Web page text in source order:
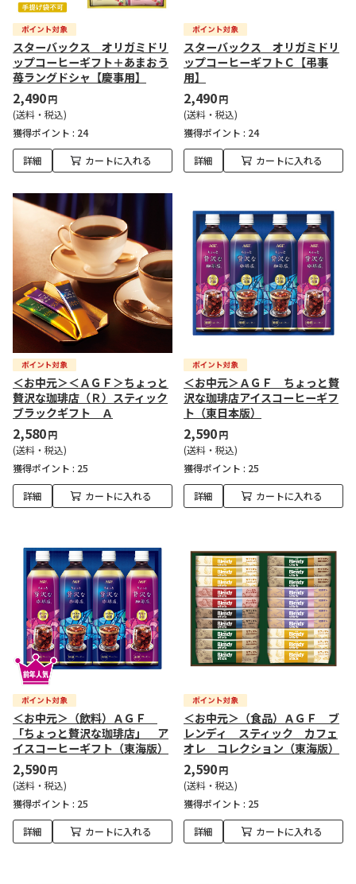
スターバックス オリガミドリ
ップコーヒーギフト＋あまおう
苺ラングドシャ【慶事用】
2,490円
(送料・税込)
獲得ポイント : 24
詳細 カートに入れる
スターバックス オリガミドリ
ップコーヒーギフトＣ【弔事
用】
2,490円
(送料・税込)
獲得ポイント : 24
詳細 カートに入れる
＜お中元＞＜ＡＧＦ＞ちょっと
贅沢な珈琲店（Ｒ）スティック
ブラックギフト Ａ
2,580円
(送料・税込)
獲得ポイント : 25
詳細 カートに入れる
＜お中元＞ＡＧＦ ちょっと贅
沢な珈琲店アイスコーヒーギフ
ト（東日本版）
2,590円
(送料・税込)
獲得ポイント : 25
詳細 カートに入れる
＜お中元＞（飲料）ＡＧＦ
「ちょっと贅沢な珈琲店」 ア
イスコーヒーギフト（東海版）
2,590円
(送料・税込)
獲得ポイント : 25
詳細 カートに入れる
＜お中元＞（食品）ＡＧＦ ブ
レンディ スティック カフェ
オレ コレクション（東海版）
2,590円
(送料・税込)
獲得ポイント : 25
詳細 カートに入れる